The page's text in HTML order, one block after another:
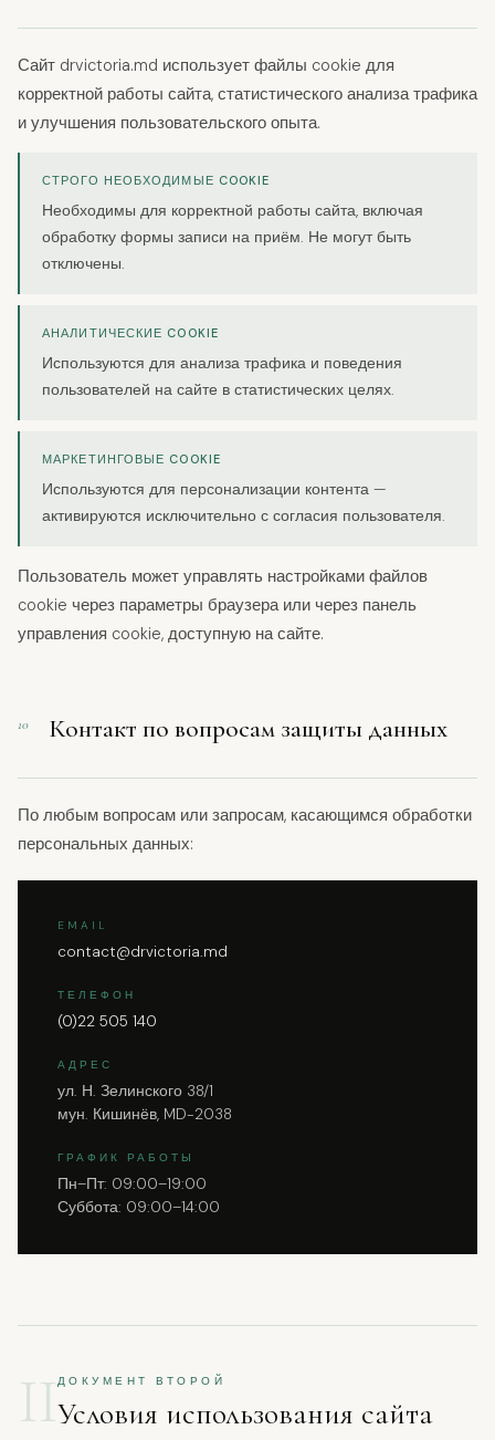
Сайт drvictoria.md использует файлы cookie для
корректной работы сайта, статистического анализа трафика
и улучшения пользовательского опыта.
СТРОГО НЕОБХОДИМЫЕ COOKIE
Необходимы для корректной работы сайта, включая
обработку формы записи на приём. Не могут быть
отключены.
АНАЛИТИЧЕСКИЕ COOKIE
Используются для анализа трафика и поведения
пользователей на сайте в статистических целях.
МАРКЕТИНГОВЫЕ COOKIE
Используются для персонализации контента —
активируются исключительно с согласия пользователя.
Пользователь может управлять настройками файлов
cookie через параметры браузера или через панель
управления cookie, доступную на сайте.
10 Контакт по вопросам защиты данных
По любым вопросам или запросам, касающимся обработки
персональных данных:
EMAIL
contact@drvictoria.md
ТЕЛЕФОН
(0)22 505 140
АДРЕС
ул. Н. Зелинского 38/1
мун. Кишинёв, MD-2038
ГРАФИК РАБОТЫ
Пн–Пт: 09:00–19:00
Суббота: 09:00–14:00
II ДОКУМЕНТ ВТОРОЙ
Условия использования сайта